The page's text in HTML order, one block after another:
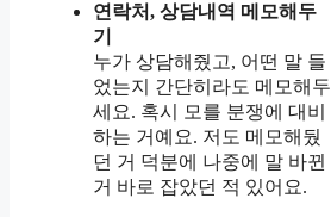
연락처, 상담내역 메모해두
기
누가 상담해줬고, 어떤 말 들
었는지 간단히라도 메모해두
세요. 혹시 모를 분쟁에 대비
하는 거예요. 저도 메모해뒀
던 거 덕분에 나중에 말 바뀐
거 바로 잡았던 적 있어요.